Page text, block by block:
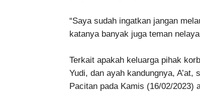
“Saya sudah ingatkan jangan
katanya banyak juga teman
Terkait apakah keluarga pihak
Yudi, dan ayah kandungnya,
Pacitan pada Kamis (16/02/2023)